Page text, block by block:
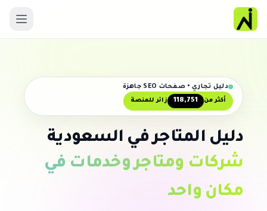
دليل تجاري • صفحات SEO جاهزة
أكثر من 118,751 زائر للمنصة
دليل المتاجر في السعودية
شركات ومتاجر وخدمات في
مكان واحد